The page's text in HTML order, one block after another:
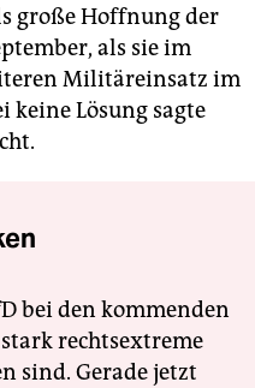
große Hoffnung der
als sie im
Militäreinsatz im
keine Lösung sagte
bei den kommenden
rechtsextreme
sind. Gerade jetzt